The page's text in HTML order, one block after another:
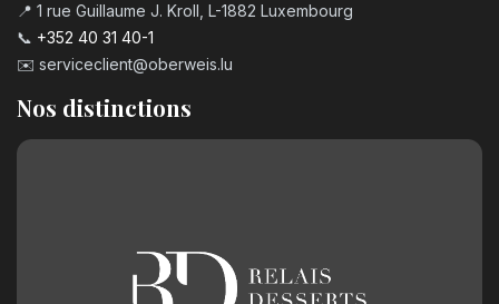
📍 1 rue Guillaume J. Kroll, L-1882 Luxembourg
📞 +352 40 31 40-1
✉️ serviceclient@oberweis.lu
Nos distinctions